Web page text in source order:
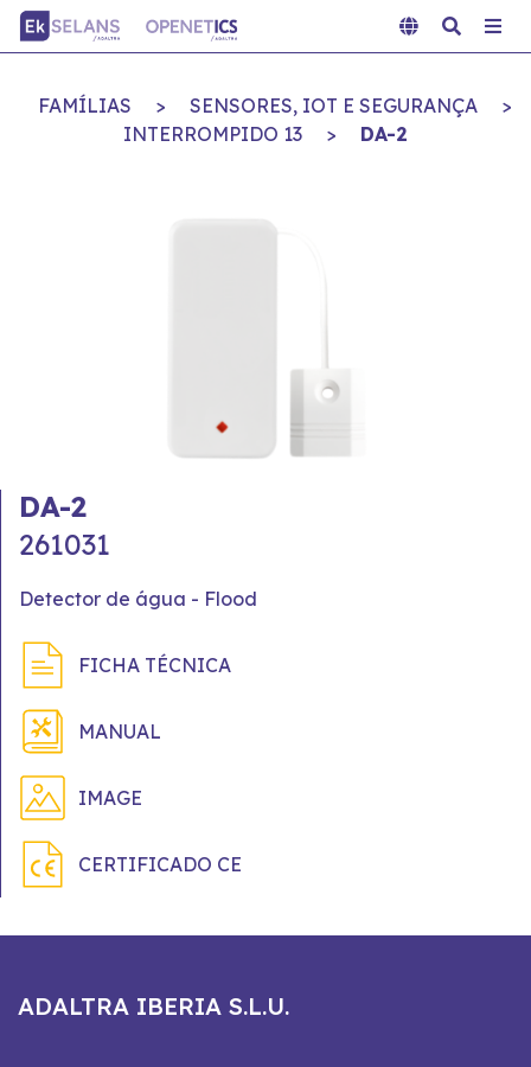
FAMÍLIAS > SENSORES, IOT E SEGURANÇA
>
INTERROMPIDO 13
> DA-2
DA-2
261031
Detector de água - Flood
FICHA TÉCNICA
MANUAL
IMAGE
CERTIFICADO CE
ADALTRA IBERIA S.L.U.